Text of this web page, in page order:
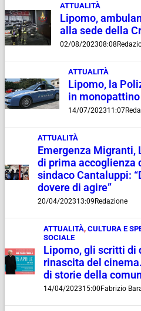
ATTUALITÀ
Lipomo,
alla sede della
02/08/202308:08
ATTUALITÀ
Lipomo, la
in monopattino
14/07/202311:07
ATTUALITÀ
Emergenza Migranti,
di prima accoglienza
sindaco Cantaluppi:
dovere di agire”
20/04/202313:09Redazione
ATTUALITÀ, CULTURA E
SOCIALE
Lipomo, gli scritti di
rinascita del
di storie della
14/04/202315:00Fabrizio